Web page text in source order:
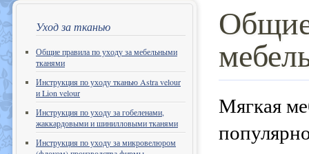
Уход за тканью
Общие правила по уходу за мебельными
тканями
Инструкция по уходу тканью Astra velour
и Lion velour
Инструкция по уходу за гобеленами,
жаккардовыми и шинилловыми тканями
Инструкция по уходу за микровелюром
Мягкая